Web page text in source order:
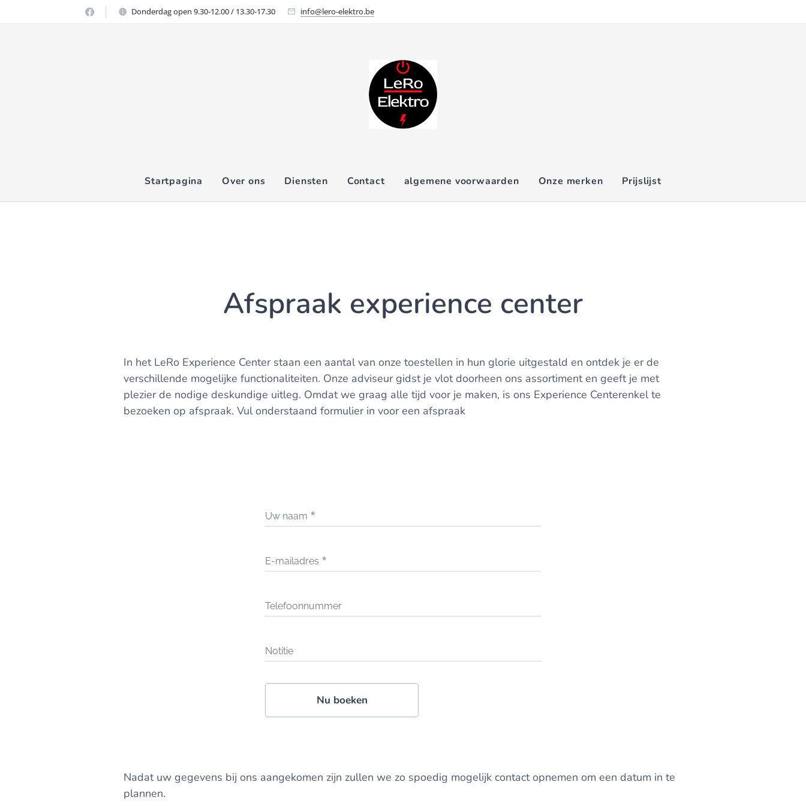
Donderdag open 9.30-12.00 / 13.30-17.30 info@lero-elektro.be
Startpagina Over ons Diensten Contact algemene voorwaarden Onze merken Prijslijst
Afspraak experience center
In het LeRo Experience Center staan een aantal van onze toestellen in hun glorie uitgestald en ontdek je er de
verschillende mogelijke functionaliteiten. Onze adviseur gidst je vlot doorheen ons assortiment en geeft je met
plezier de nodige deskundige uitleg. Omdat we graag alle tijd voor je maken, is ons Experience Centerenkel te
bezoeken op afspraak. Vul onderstaand formulier in voor een afspraak
Uw naam
E-mailadres
Telefoonnummer
Notitie
Nu boeken
Nadat uw gegevens bij ons aangekomen zijn zullen we zo spoedig mogelijk contact opnemen om een datum in te
plannen.